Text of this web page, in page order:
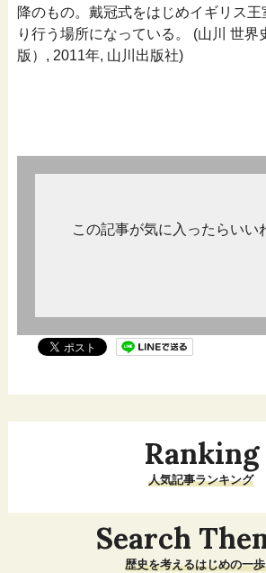
降のもの。戴冠式をはじめイギリス王
り行う場所になっている。 (山川 世界
版）, 2011年, 山川出版社)
この記事が気に入ったらいい
Ranking
人気記事ランキング
Search
歴史を考えるはじめの一